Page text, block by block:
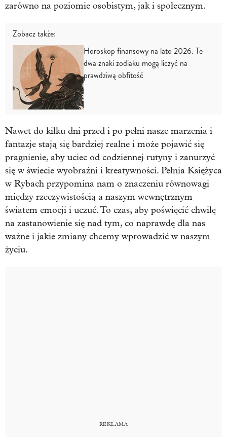
zarówno na poziomie osobistym, jak i społecznym.
Zobacz także:
Horoskop finansowy na lato 2026. Te
dwa znaki zodiaku mogą liczyć na
prawdziwą obfitość
Nawet do kilku dni przed i po pełni nasze marzenia i
fantazje stają się bardziej realne i może pojawić się
pragnienie, aby uciec od codziennej rutyny i zanurzyć
się w świecie wyobraźni i kreatywności. Pełnia Księżyca
w Rybach przypomina nam o znaczeniu równowagi
między rzeczywistością a naszym wewnętrznym
światem emocji i uczuć. To czas, aby poświęcić chwilę
na zastanowienie się nad tym, co naprawdę dla nas
ważne i jakie zmiany chcemy wprowadzić w naszym
życiu.